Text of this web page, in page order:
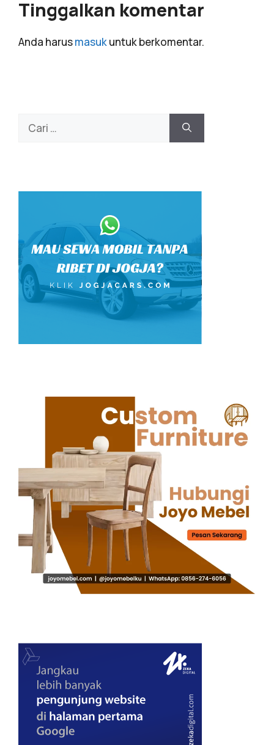
Tinggalkan komentar
Anda harusmasukuntuk berkomentar.